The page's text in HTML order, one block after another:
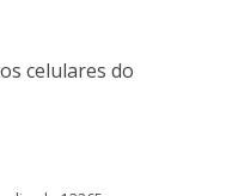
celulares do